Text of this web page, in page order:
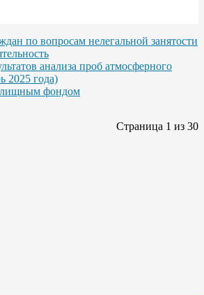
по вопросам нелегальной занятости
анализа проб атмосферного
2025 года)
фондом
Страница 1 из 30